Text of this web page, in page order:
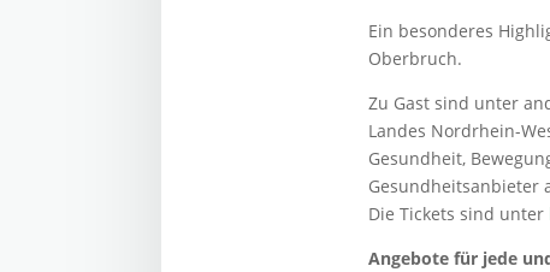
Ein besonderes
Oberbruch.
Zu Gast sind unter
Landes Nordrhein-
Gesundheit,
Gesundheitsanbieter
Die Tickets sind unter
Angebote für jede